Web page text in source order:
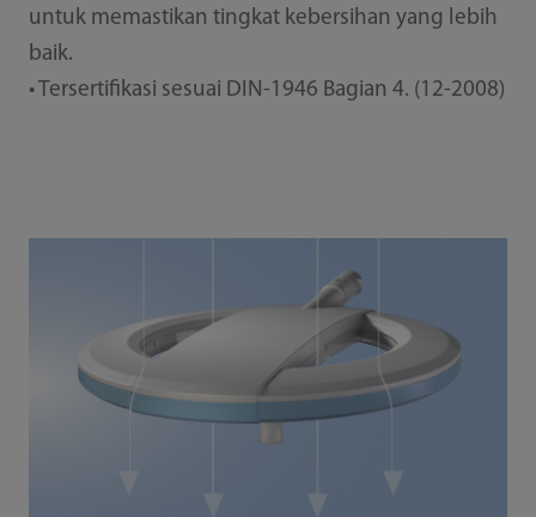
untuk memastikan tingkat kebersihan yang lebih
baik.
• Tersertifikasi sesuai DIN-1946 Bagian 4. (12-2008)